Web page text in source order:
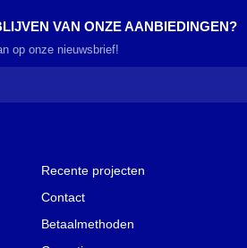
VAN ONZE AANBIEDINGEN?
op onze nieuwsbrief!
Recente projecten
Contact
Betaalmethoden